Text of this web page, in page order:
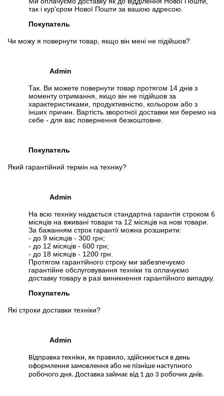
так і кур'єром Нової Пошти за вашою адресою.
Покупатель
Чи можу я повернути товар, якщо він мені не підійшов?
Admin
Так. Ви можете повернути товар протягом 14 днів з
моменту отримання, якщо він не підійшов за
характеристиками, продуктивністю, кольором або з
інших причин. Вартість зворотної доставки ми беремо на
себе - для вас повернення безкоштовне.
Покупатель
Який гарантійний термін на техніку?
Admin
На всю техніку надається стандартна гарантія строком 6
місяців на вживані товари та 12 місяців на нові товари.
За бажанням строк гарантії можна розширити:
- до 9 місяців - 300 грн;
- до 12 місяців - 600 грн;
- до 18 місяців - 1200 грн.
Протягом гарантійного строку ми забезпечуємо
гарантійне обслуговування техніки та оплачуємо
доставку товару в разі виникнення гарантійного випадку.
Покупатель
Які строки доставки техніки?
Admin
Відправка техніки, як правило, здійснюється в день
оформлення замовлення або не пізніше наступного
робочого дня. Доставка займає від 1 до 3 робочих днів.